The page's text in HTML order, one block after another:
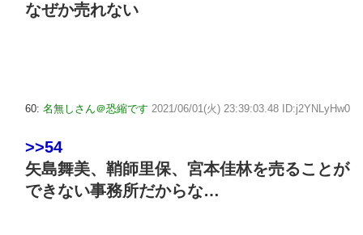
なぜか売れない
60: 名無しさん＠恐縮です 2021/06/01(火) 23:39:03.48 ID:j2YNLyHw0
>>54
矢島舞美、鞘師里保、宮本佳林を売ることが
できない事務所だからな…